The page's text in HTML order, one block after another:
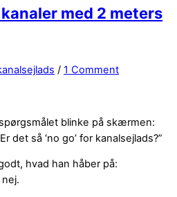
med 2 meters
/ 1 Comment
blinke på skærmen:
det så ‘no go’ for kanalsejlads?”
hvad han håber på: